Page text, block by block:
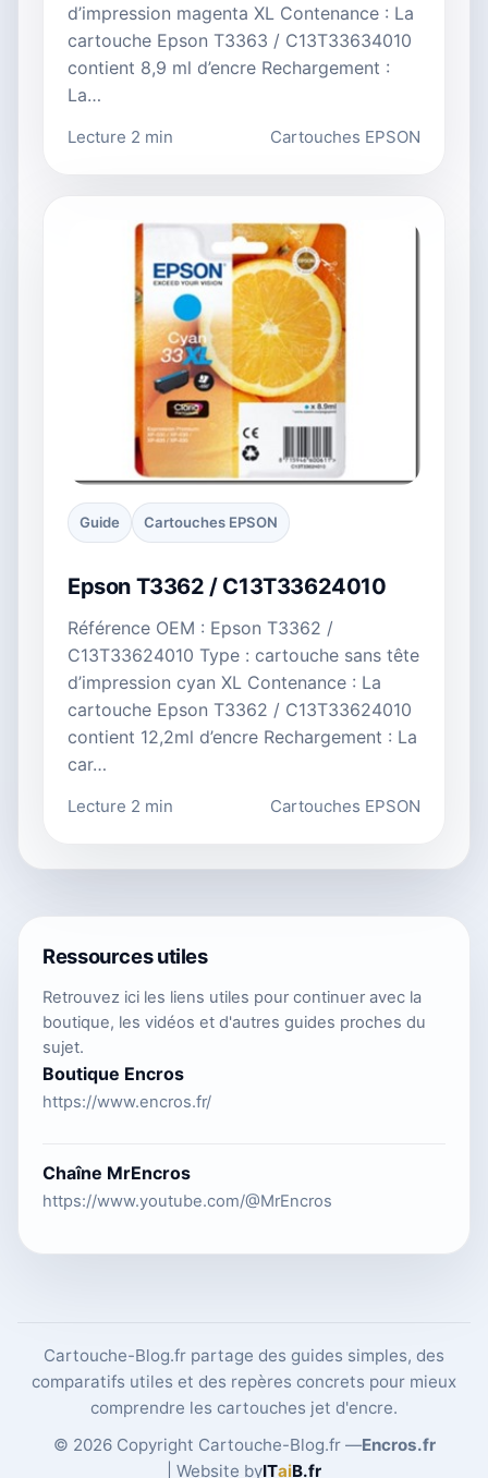
d’impression magenta XL Contenance : La
cartouche Epson T3363 / C13T33634010
contient 8,9 ml d’encre Rechargement :
La…
Lecture 2 min Cartouches EPSON
Guide Cartouches EPSON
Epson T3362 / C13T33624010
Référence OEM : Epson T3362 /
C13T33624010 Type : cartouche sans tête
d’impression cyan XL Contenance : La
cartouche Epson T3362 / C13T33624010
contient 12,2ml d’encre Rechargement : La
car…
Lecture 2 min Cartouches EPSON
Ressources utiles
Retrouvez ici les liens utiles pour continuer avec la
boutique, les vidéos et d'autres guides proches du
sujet.
Boutique Encros
https://www.encros.fr/
Chaîne MrEncros
https://www.youtube.com/@MrEncros
Cartouche-Blog.fr partage des guides simples, des
comparatifs utiles et des repères concrets pour mieux
comprendre les cartouches jet d'encre.
© 2026 Copyright Cartouche-Blog.fr —Encros.fr
| Website byITaiB.fr